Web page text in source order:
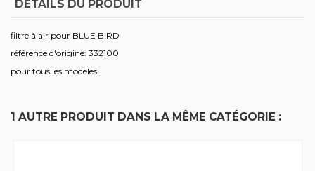
DÉTAILS DU PRODUIT
filtre à air pour BLUE BIRD
référence d'origine: 332100
pour tous les modèles
1 AUTRE PRODUIT DANS LA MÊME CATÉGORIE :